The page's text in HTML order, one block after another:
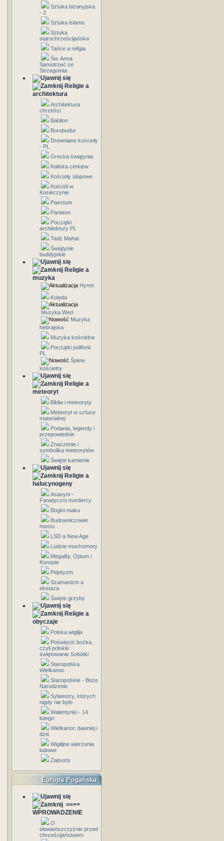
Sztuka bizanyjska
- 2
Sztuka islamu
Sztuka
starochrześcijańska
Tańce a religia
Św. Anna
Samotrzeć ze
Strzegomia
Religie a
architektura
Architektura
chrześci.
Babilon
Borobudur
Drewniane kościoły
- PL
Grecka świątynia
Kaliska cerkiew
Kościoły słupowe
Kościół w
Kosieczynie
Paestum
Panteon
Początki
architektury PL
Tadż Mahal
Świątynie
buddyjskie
Religie a
muzyka
Hymn
Kolęda
Muzyka Wed
Muzyka
hebrajska
Muzyka kościelna
Początki polifonii
PL
Śpiew
kościelny
Religie a
meteoryt
Biblia i meteoryty
Meteoryt w sztuce
materialnej
Podania, legendy i
przepowiednie
Znaczenie i
symbolika meteorytów
Święte kamienie
Religie a
halucynogeny
Asasyni -
Fanatyczni mordercy
Bogini maku
Budowniczowie
mostu
LSD a New Age
Ludzie-muchomory
Megality, Opium i
Konopie
Pejotyzm
Szamanizm a
ekstaza
Święte grzyby
Religie a
obyczaje
Polska wigilja
Poświęcić bożka,
czyli polskie
świętowanie Sobótki
Staropolska
Wielkanoc
Staropolskie - Boże
Narodzenie
Sylwestry, których
nigdy nie było
Walentynki - 14
lutego
Wielkanoc dawniej i
dziś
Wigilijne wierzenia
ludowe
Zapusty
Europa Pogańska
==>>
WPROWADZENIE
O
słowiańszczyźnie przed
chrześcijaństwem